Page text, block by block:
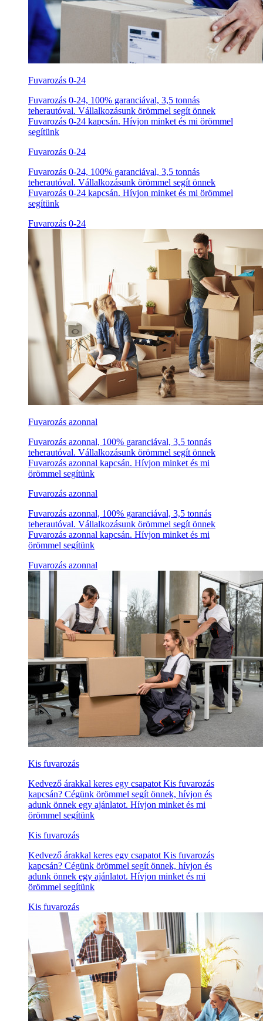
Fuvarozás 0-24
Fuvarozás 0-24, 100% garanciával, 3,5 tonnás
teherautóval. Vállalkozásunk örömmel segít önnek
Fuvarozás 0-24 kapcsán. Hívjon minket és mi örömmel
segítünk
Fuvarozás 0-24
Fuvarozás 0-24, 100% garanciával, 3,5 tonnás
teherautóval. Vállalkozásunk örömmel segít önnek
Fuvarozás 0-24 kapcsán. Hívjon minket és mi örömmel
segítünk
Fuvarozás 0-24
Fuvarozás azonnal
Fuvarozás azonnal, 100% garanciával, 3,5 tonnás
teherautóval. Vállalkozásunk örömmel segít önnek
Fuvarozás azonnal kapcsán. Hívjon minket és mi
örömmel segítünk
Fuvarozás azonnal
Fuvarozás azonnal, 100% garanciával, 3,5 tonnás
teherautóval. Vállalkozásunk örömmel segít önnek
Fuvarozás azonnal kapcsán. Hívjon minket és mi
örömmel segítünk
Fuvarozás azonnal
Kis fuvarozás
Kedvező árakkal keres egy csapatot Kis fuvarozás
kapcsán? Cégünk örömmel segít önnek, hívjon és
adunk önnek egy ajánlatot. Hívjon minket és mi
örömmel segítünk
Kis fuvarozás
Kedvező árakkal keres egy csapatot Kis fuvarozás
kapcsán? Cégünk örömmel segít önnek, hívjon és
adunk önnek egy ajánlatot. Hívjon minket és mi
örömmel segítünk
Kis fuvarozás